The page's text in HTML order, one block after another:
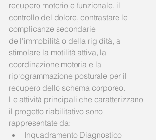
recupero motorio e funzionale, il
controllo del dolore, contrastare le
complicanze secondarie
dell'immobilità o della rigidità, a
stimolare la motilità attiva, la
coordinazione motoria e la
riprogrammazione posturale per il
recupero dello schema corporeo.
Le attività principali che caratterizzano
il progetto riabilitativo sono
rappresentate da:
Inquadramento Diagnostico